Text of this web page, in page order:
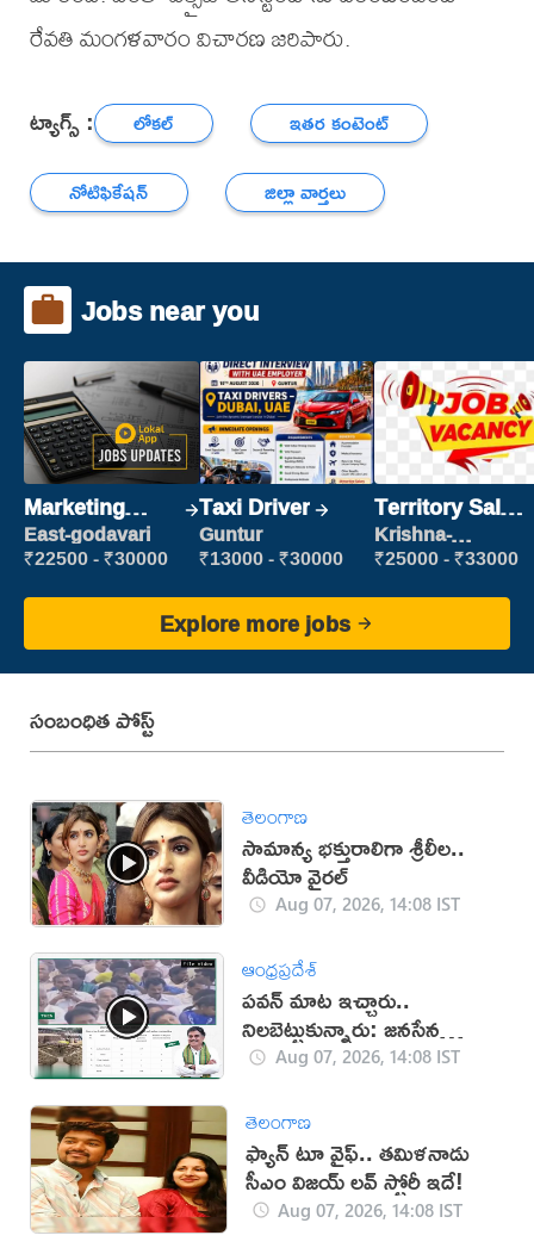
రేవతి మంగళవారం విచారణ జరిపారు.
ట్యాగ్స్ : లోకల్
ఇతర కంటెంట్
నోటిఫికేషన్
జిల్లా వార్తలు
Jobs near you
Marketing
Executive
East-godavari
₹22500 - ₹30000
Taxi Driver
Guntur
₹13000 - ₹30000
Territory Sales
Manager
Krishna-
vijayawada
₹25000 - ₹33000
Explore more jobs
సంబంధిత పోస్ట్
తెలంగాణ
సామాన్య భక్తురాలిగా శ్రీలీల..
వీడియో వైరల్
Aug 07, 2026, 14:08 IST
ఆంధ్రప్రదేశ్
పవన్ మాట ఇచ్చారు..
నిలబెట్టుకున్నారు: జనసేన
(వీడియో)
Aug 07, 2026, 14:08 IST
తెలంగాణ
ఫ్యాన్ టూ వైఫ్.. తమిళనాడు
సీఎం విజయ్ లవ్ స్టోరీ ఇదే!
Aug 07, 2026, 14:08 IST